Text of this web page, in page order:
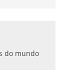
do mundo